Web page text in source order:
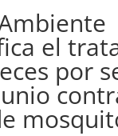
el
por